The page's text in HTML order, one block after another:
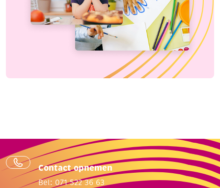
Contact opnemen
Bel: 071 522 36 63